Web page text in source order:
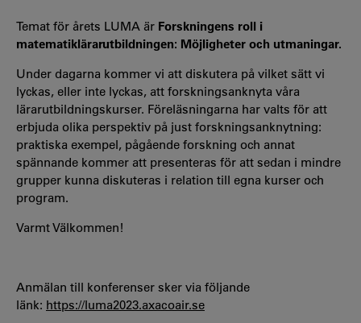
Temat för årets LUMA är Forskningens roll i
matematiklärarutbildningen: Möjligheter och utmaningar.
Under dagarna kommer vi att diskutera på vilket sätt vi
lyckas, eller inte lyckas, att forskningsanknyta våra
lärarutbildningskurser. Föreläsningarna har valts för att
erbjuda olika perspektiv på just forskningsanknytning:
praktiska exempel, pågående forskning och annat
spännande kommer att presenteras för att sedan i mindre
grupper kunna diskuteras i relation till egna kurser och
program.
Varmt Välkommen!
Anmälan till konferenser sker via följande
länk: https://luma2023.axacoair.se